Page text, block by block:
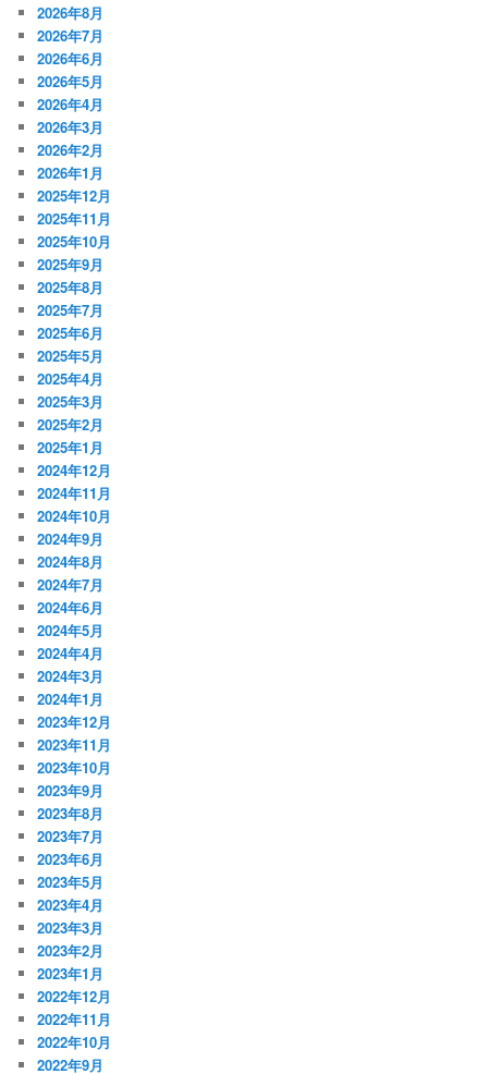
2026年8月
2026年7月
2026年6月
2026年5月
2026年4月
2026年3月
2026年2月
2026年1月
2025年12月
2025年11月
2025年10月
2025年9月
2025年8月
2025年7月
2025年6月
2025年5月
2025年4月
2025年3月
2025年2月
2025年1月
2024年12月
2024年11月
2024年10月
2024年9月
2024年8月
2024年7月
2024年6月
2024年5月
2024年4月
2024年3月
2024年1月
2023年12月
2023年11月
2023年10月
2023年9月
2023年8月
2023年7月
2023年6月
2023年5月
2023年4月
2023年3月
2023年2月
2023年1月
2022年12月
2022年11月
2022年10月
2022年9月